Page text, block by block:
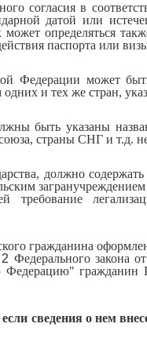
согласия в
датой или
определяться
паспорта или
Федерации может
и тех же стран,
быть указаны
страны СНГ и т.д.
должно
требование
гражданина
Федерального закона
Федерацию" гражданин
сведения о нем